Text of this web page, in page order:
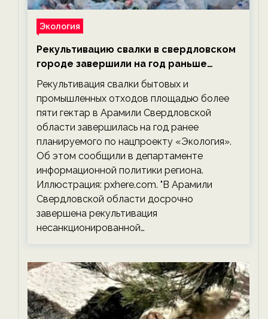
Экология
Рекультивацию свалки в свердловском
городе завершили на год раньше
планируемого срока — новости
экологии на ECOportal
Рекультивация свалки бытовых и
промышленных отходов площадью более
пяти гектар в Арамили Свердловской
области завершилась на год ранее
планируемого по нацпроекту «Экология».
Об этом сообщили в департаменте
информационной политики региона.
Иллюстрация: pxhere.com. "В Арамили
Свердловской области досрочно
завершена рекультивация
несанкционированной…